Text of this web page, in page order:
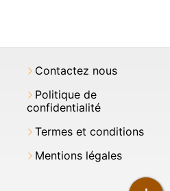
Contactez nous
Politique de
confidentialité
Termes et conditions
Mentions légales